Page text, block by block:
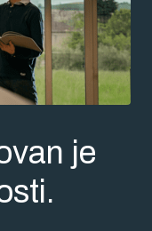
je